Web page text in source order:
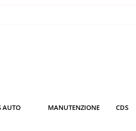
AUTO MANUTENZIONE CDS